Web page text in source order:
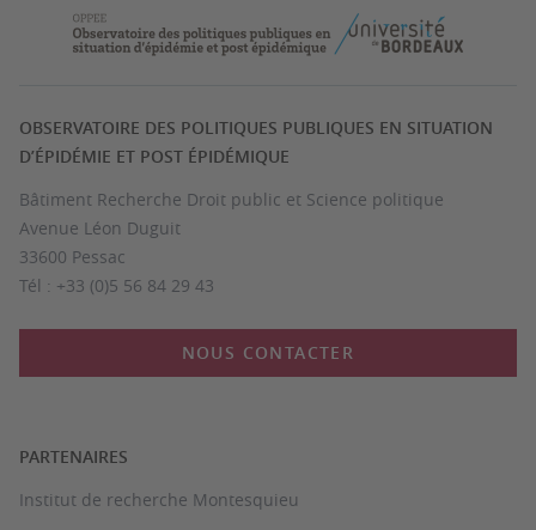
OBSERVATOIRE DES POLITIQUES PUBLIQUES EN SITUATION
D’ÉPIDÉMIE ET POST ÉPIDÉMIQUE
Bâtiment Recherche Droit public et Science politique
Avenue Léon Duguit
33600 Pessac
Tél : +33 (0)5 56 84 29 43
NOUS CONTACTER
PARTENAIRES
Institut de recherche Montesquieu